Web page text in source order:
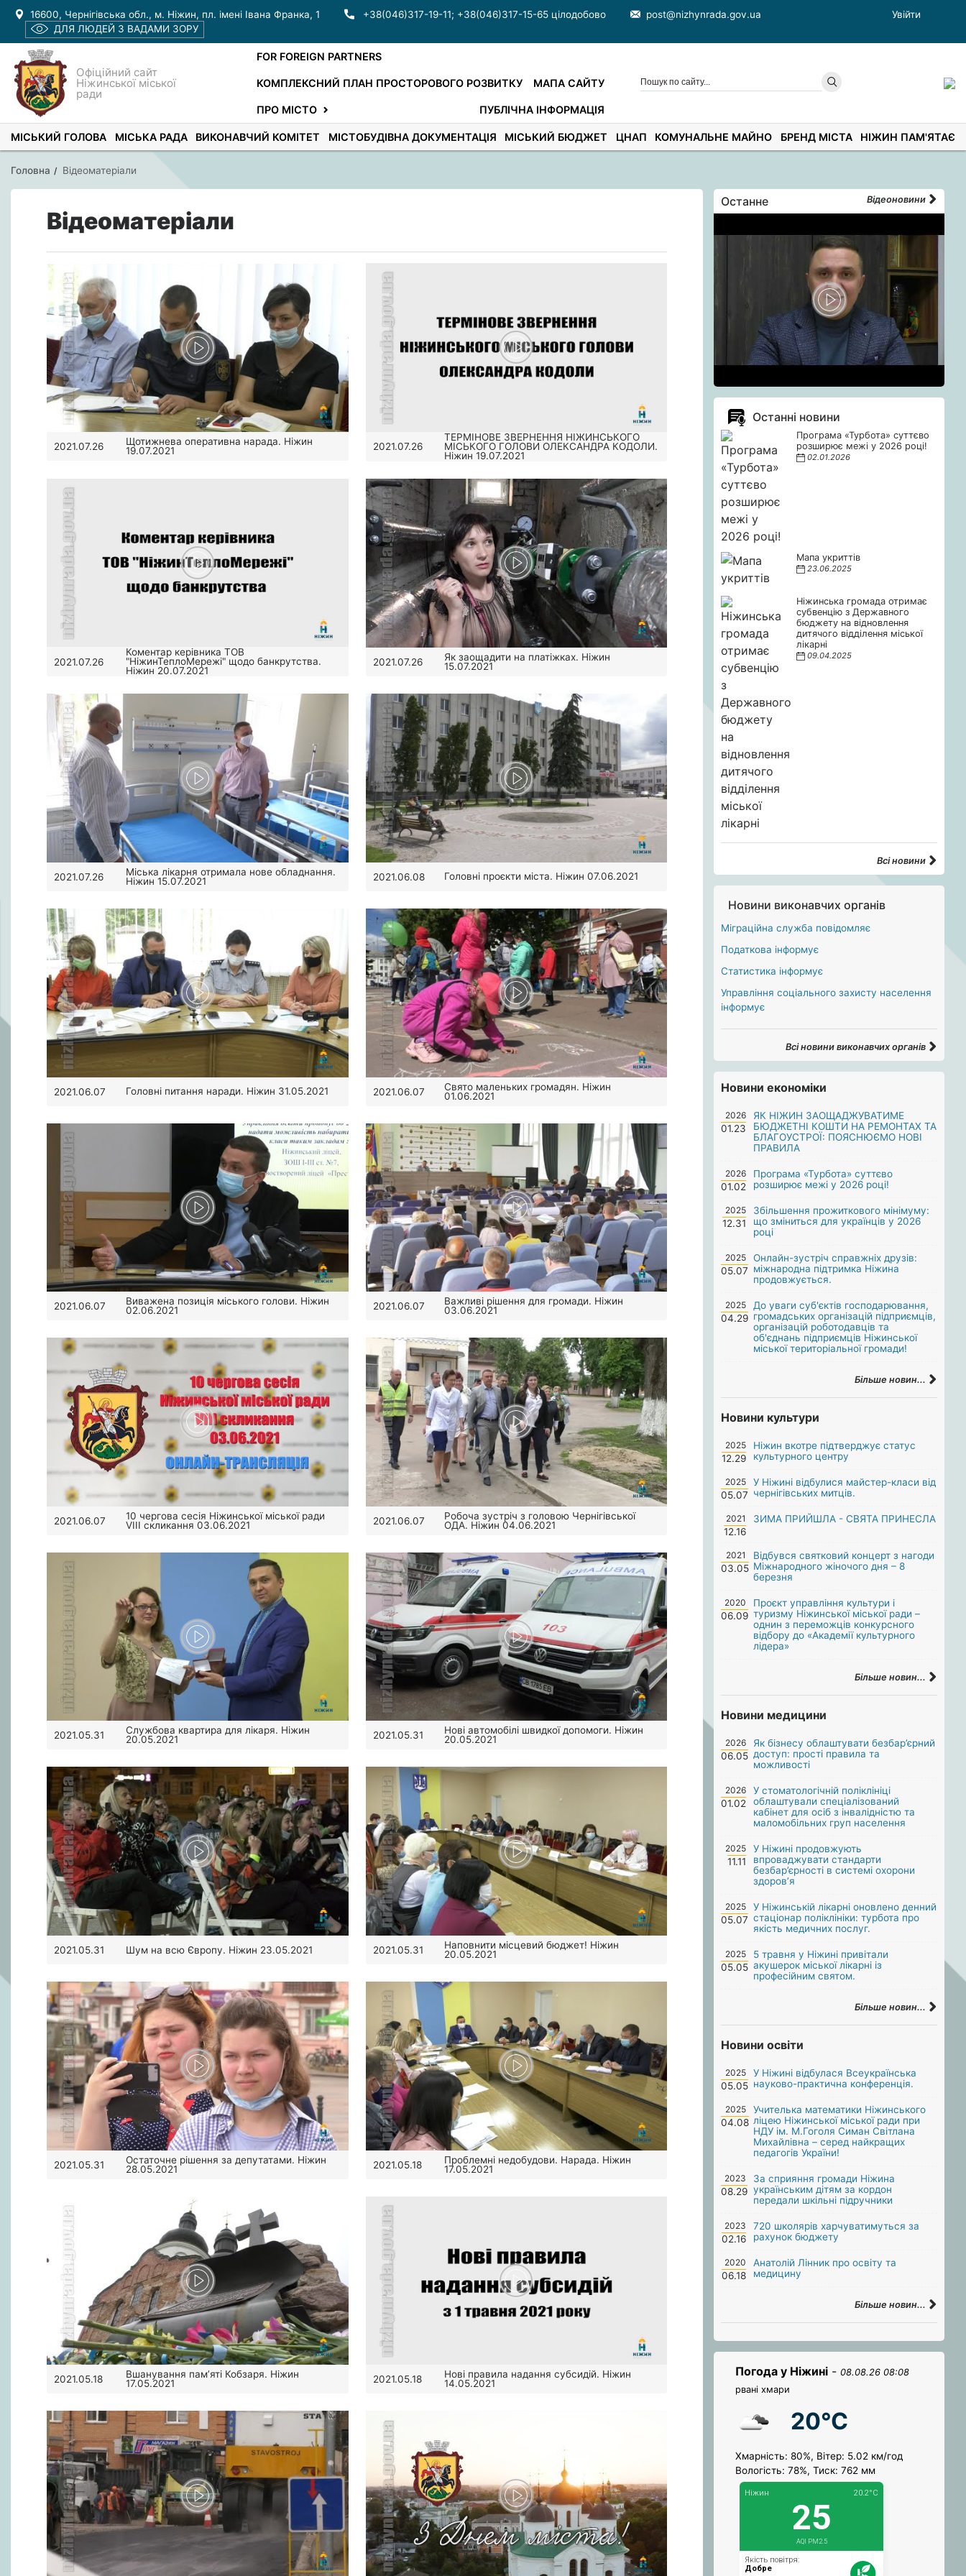
16600, Чернігівська обл., м. Ніжин, пл. імені Івана Франка, 1 +38(046)317-19-11; +38(046)317-15-65 цілодобово post@nizhynrada.gov.ua
Увійти
ДЛЯ ЛЮДЕЙ З ВАДАМИ ЗОРУ
Офіційний сайт
Ніжинської міської
ради
FOR FOREIGN PARTNERS
КОМПЛЕКСНИЙ ПЛАН ПРОСТОРОВОГО РОЗВИТКУ МАПА САЙТУ
ПРО МІСТО ПУБЛІЧНА ІНФОРМАЦІЯ
МІСЬКИЙ ГОЛОВА МІСЬКА РАДА ВИКОНАВЧИЙ КОМІТЕТ МІСТОБУДІВНА ДОКУМЕНТАЦІЯ МІСЬКИЙ БЮДЖЕТ ЦНАП КОМУНАЛЬНЕ МАЙНО БРЕНД МІСТА НІЖИН ПАМ'ЯТАЄ
Головна Відеоматеріали
Відеоматеріали
2021.07.26
Щотижнева оперативна нарада. Ніжин
19.07.2021
2021.07.26
ТЕРМІНОВЕ ЗВЕРНЕННЯ НІЖИНСЬКОГО
МІСЬКОГО ГОЛОВИ ОЛЕКСАНДРА КОДОЛИ.
Ніжин 19.07.2021
2021.07.26
Коментар керівника ТОВ
"НіжинТеплоМережі" щодо банкрутства.
Ніжин 20.07.2021
2021.07.26
Як заощадити на платіжках. Ніжин
15.07.2021
2021.07.26
Міська лікарня отримала нове обладнання.
Ніжин 15.07.2021
2021.06.08 Головні проєкти міста. Ніжин 07.06.2021
2021.06.07 Головні питання наради. Ніжин 31.05.2021 2021.06.07
Свято маленьких громадян. Ніжин
01.06.2021
2021.06.07
Виважена позиція міського голови. Ніжин
02.06.2021
2021.06.07
Важливі рішення для громади. Ніжин
03.06.2021
2021.06.07
10 чергова сесія Ніжинської міської ради
VIII скликання 03.06.2021
2021.06.07
Робоча зустріч з головою Чернігівської
ОДА. Ніжин 04.06.2021
2021.05.31
Службова квартира для лікаря. Ніжин
20.05.2021
2021.05.31
Нові автомобілі швидкої допомоги. Ніжин
20.05.2021
2021.05.31 Шум на всю Європу. Ніжин 23.05.2021 2021.05.31
Наповнити місцевий бюджет! Ніжин
20.05.2021
2021.05.31
Остаточне рішення за депутатами. Ніжин
28.05.2021
2021.05.18
Проблемні недобудови. Нарада. Ніжин
17.05.2021
2021.05.18
Вшанування пам’яті Кобзаря. Ніжин
17.05.2021
2021.05.18
Нові правила надання субсидій. Ніжин
14.05.2021
Останне Відеоновини
Останні новини
Програма «Турбота» суттєво
розширює межі у 2026 році!
02.01.2026
Мапа укриттів
23.06.2025
Ніжинська громада отримає
субвенцію з Державного
бюджету на відновлення
дитячого відділення міської
лікарні
09.04.2025
Всі новини
Новини виконавчих органів
Міграційна служба повідомляє
Податкова інформує
Статистика інформує
Управління соціального захисту населення
інформує
Всі новини виконавчих органів
Новини економіки
2026
01.23
ЯК НІЖИН ЗАОЩАДЖУВАТИМЕ
БЮДЖЕТНІ КОШТИ НА РЕМОНТАХ ТА
БЛАГОУСТРОЇ: ПОЯСНЮЄМО НОВІ
ПРАВИЛА
2026
01.02
Програма «Турбота» суттєво
розширює межі у 2026 році!
2025
12.31
Збільшення прожиткового мінімуму:
що зміниться для українців у 2026
році
2025
05.07
Онлайн-зустріч справжніх друзів:
міжнародна підтримка Ніжина
продовжується.
2025
04.29
До уваги суб'єктів господарювання,
громадських організацій підприємців,
організацій роботодавців та
об'єднань підприємців Ніжинської
міської територіальної громади!
Більше новин...
Новини культури
2025
12.29
Ніжин вкотре підтверджує статус
культурного центру
2025
05.07
У Ніжині відбулися майстер-класи від
чернігівських митців.
2021
12.16
ЗИМА ПРИЙШЛА - СВЯТА ПРИНЕСЛА
2021
03.05
Відбувся святковий концерт з нагоди
Міжнародного жіночого дня – 8
березня
2020
06.09
Проєкт управління культури і
туризму Ніжинської міської ради –
однин з переможців конкурсного
відбору до «Академії культурного
лідера»
Більше новин...
Новини медицини
2026
06.05
Як бізнесу облаштувати безбар’єрний
доступ: прості правила та
можливості
2026
01.02
У стоматологічній поліклініці
облаштували спеціалізований
кабінет для осіб з інвалідністю та
маломобільних груп населення
2025
11.11
У Ніжині продовжують
впроваджувати стандарти
безбар’єрності в системі охорони
здоров’я
2025
05.07
У Ніжинській лікарні оновлено денний
стаціонар поліклініки: турбота про
якість медичних послуг.
2025
05.05
5 травня у Ніжині привітали
акушерок міської лікарні із
професійним святом.
Більше новин...
Новини освіти
2025
05.05
У Ніжині відбулася Всеукраїнська
науково-практична конференція.
2025
04.08
Учителька математики Ніжинського
ліцею Ніжинської міської ради при
НДУ ім. М.Гоголя Симан Світлана
Михайлівна – серед найкращих
педагогів України!
2023
08.29
За сприяння громади Ніжина
українським дітям за кордон
передали шкільні підручники
2023
02.16
720 школярів харчуватимуться за
рахунок бюджету
2020
06.18
Анатолій Лінник про освіту та
медицину
Більше новин...
Погода у Ніжині - 08.08.26 08:08
рвані хмари
20°C
Хмарність: 80%, Вітер: 5.02 км/год
Вологість: 78%, Тиск: 762 мм